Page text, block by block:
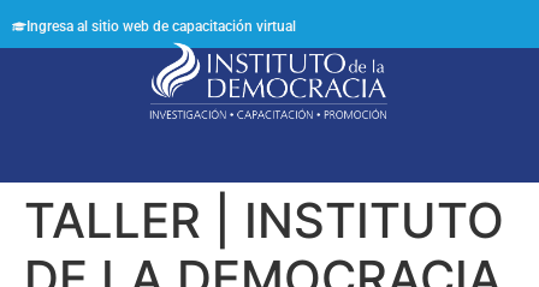
Ingresa al sitio web de capacitación virtual
TALLER | INSTITUTO